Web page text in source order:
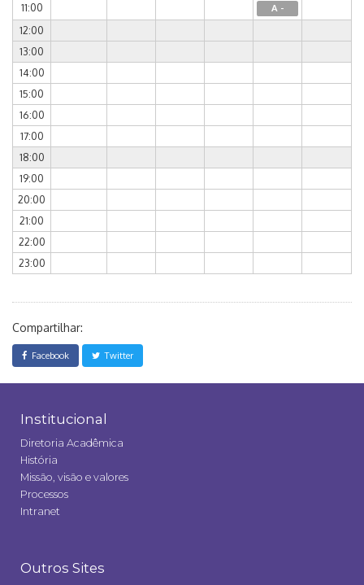
11:00 A -
12:00
13:00
14:00
15:00
16:00
17:00
18:00
19:00
20:00
21:00
22:00
23:00
Compartilhar:
Facebook Twitter
Institucional
Diretoria Acadêmica
História
Missão, visão e valores
Processos
Intranet
Outros Sites